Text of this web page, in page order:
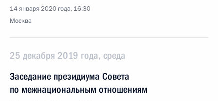
14 января 2020 года, 16:30
Москва
25 декабря 2019 года, среда
Заседание президиума Совета
по межнациональным отношениям